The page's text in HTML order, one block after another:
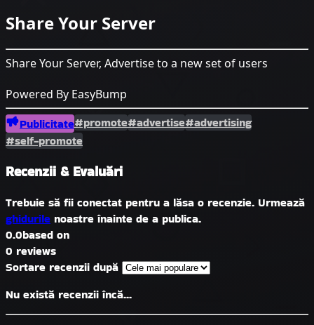
Share Your Server
Share Your Server, Advertise to a new set of users
Powered By EasyBump
Publicitate#promote#advertise#advertising
#self-promote
Recenzii & Evaluări
Trebuie să fii conectat pentru a lăsa o recenzie. Urmează
ghidurile noastre înainte de a publica.
0.0based on
0 reviews
Sortare recenzii după
Nu există recenzii încă...